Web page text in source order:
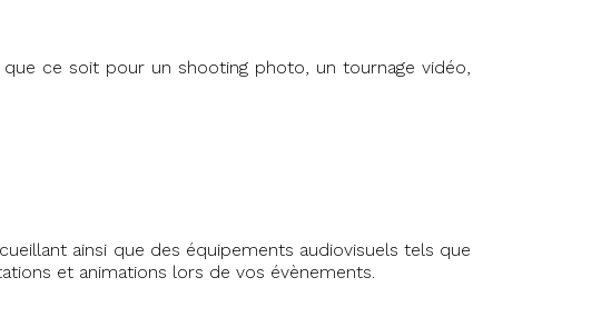
ce soit pour un shooting photo, un tournage vidéo,
ainsi que des équipements audiovisuels tels que
et animations lors de vos évènements.